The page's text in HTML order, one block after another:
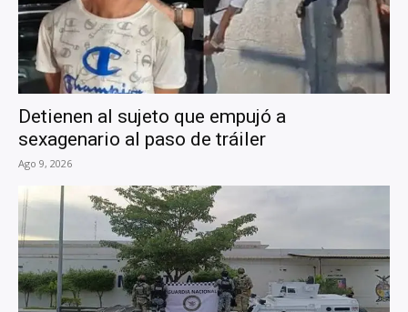
Detienen al sujeto que empujó a
sexagenario al paso de tráiler
Ago 9, 2026